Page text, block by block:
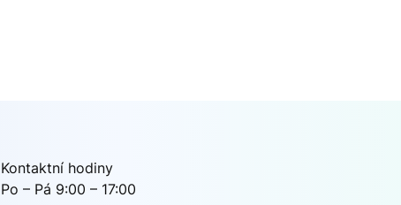
Kontaktní hodiny
Po – Pá 9:00 – 17:00